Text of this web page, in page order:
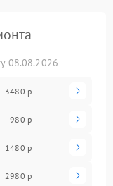
08.08.2026
3480 р
980 р
1480 р
2980 р